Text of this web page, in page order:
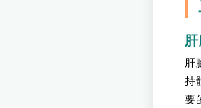
肝
持
要